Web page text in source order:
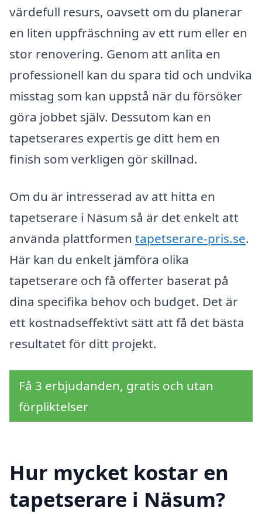
värdefull resurs, oavsett om du planerar
en liten uppfräschning av ett rum eller en
stor renovering. Genom att anlita en
professionell kan du spara tid och undvika
misstag som kan uppstå när du försöker
göra jobbet själv. Dessutom kan en
tapetserares expertis ge ditt hem en
finish som verkligen gör skillnad.
Om du är intresserad av att hitta en
tapetserare i Näsum så är det enkelt att
använda plattformen tapetserare-pris.se.
Här kan du enkelt jämföra olika
tapetserare och få offerter baserat på
dina specifika behov och budget. Det är
ett kostnadseffektivt sätt att få det bästa
resultatet för ditt projekt.
Få 3 erbjudanden, gratis och utan
förpliktelser
Hur mycket kostar en
tapetserare i Näsum?